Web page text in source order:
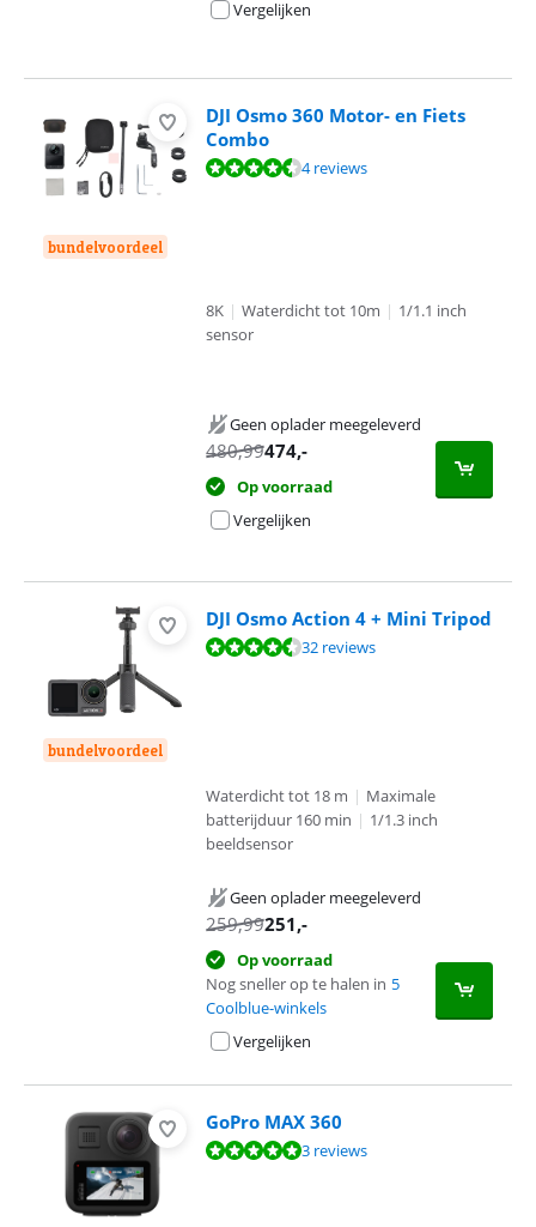
Vergelijken
bundelvoordeel
DJI Osmo 360 Motor- en Fiets
Combo
Beoordeling is 9,4 van de 10, gebaseerd op 4 reviews.
4 reviews
8K | Waterdicht tot 10m | 1/1.1 inch
sensor
Geen oplader meegeleverd
480,99474,-
Op voorraad
Vergelijken
bundelvoordeel
DJI Osmo Action 4 + Mini Tripod
Beoordeling is 9,3 van de 10, gebaseerd op 32 reviews.
32 reviews
Waterdicht tot 18 m | Maximale
batterijduur 160 min | 1/1.3 inch
beeldsensor
Geen oplader meegeleverd
259,99251,-
Op voorraad
Nog sneller op te halen in 5
Coolblue-winkels
Vergelijken
GoPro MAX 360
Beoordeling is 9,6 van de 10, gebaseerd op 3 reviews.
3 reviews